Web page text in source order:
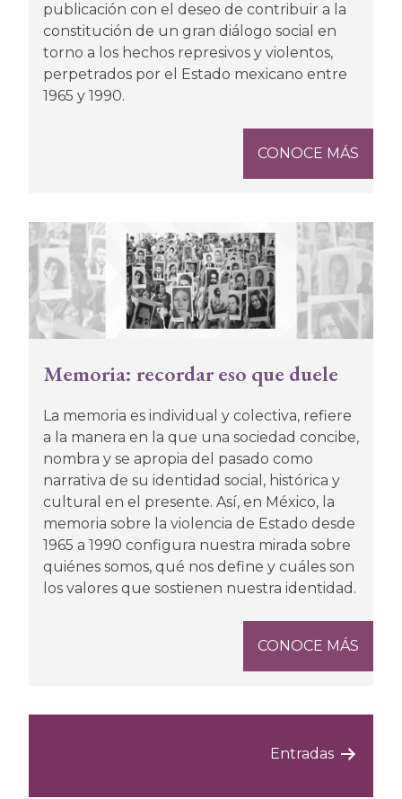
publicación con el deseo de contribuir a la
constitución de un gran diálogo social en
torno a los hechos represivos y violentos,
perpetrados por el Estado mexicano entre
1965 y 1990.
CONOCE MÁS
Memoria: recordar eso que duele
La memoria es individual y colectiva, refiere
a la manera en la que una sociedad concibe,
nombra y se apropia del pasado como
narrativa de su identidad social, histórica y
cultural en el presente. Así, en México, la
memoria sobre la violencia de Estado desde
1965 a 1990 configura nuestra mirada sobre
quiénes somos, qué nos define y cuáles son
los valores que sostienen nuestra identidad.
CONOCE MÁS
Entradas